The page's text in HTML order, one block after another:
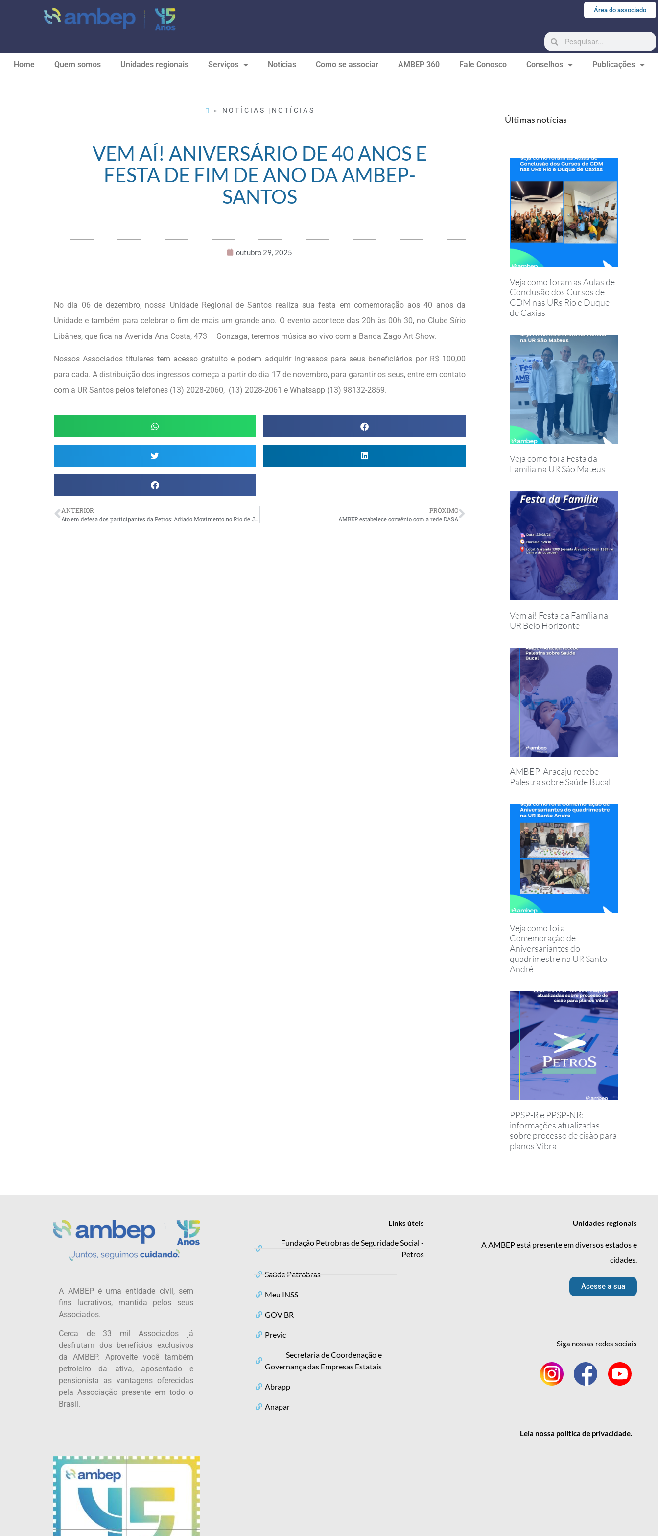
Área do associado
Home Quem somos Unidades regionais Serviços Notícias Como se associar AMBEP 360 Fale Conosco Conselhos Publicações
« NOTÍCIAS | NOTÍCIAS
VEM AÍ! ANIVERSÁRIO DE 40 ANOS E
FESTA DE FIM DE ANO DA AMBEP-
SANTOS
outubro 29, 2025
No dia 06 de dezembro, nossa Unidade Regional de Santos realiza sua festa em comemoração aos 40 anos da
Unidade e também para celebrar o fim de mais um grande ano. O evento acontece das 20h às 00h 30, no Clube Sírio
Libânes, que fica na Avenida Ana Costa, 473 – Gonzaga, teremos música ao vivo com a Banda Zago Art Show.
Nossos Associados titulares tem acesso gratuito e podem adquirir ingressos para seus beneficiários por R$ 100,00
para cada. A distribuição dos ingressos começa a partir do dia 17 de novembro, para garantir os seus, entre em contato
com a UR Santos pelos telefones (13) 2028-2060, (13) 2028-2061 e Whatsapp (13) 98132-2859.
ANTERIOR PRÓXIMO
AMBEP estabelece convênio com a rede DASA
Últimas notícias
Veja como foram as Aulas de
Conclusão dos Cursos de
CDM nas URs Rio e Duque
de Caxias
Veja como foi a Festa da
Família na UR São Mateus
Vem aí! Festa da Família na
UR Belo Horizonte
AMBEP-Aracaju recebe
Palestra sobre Saúde Bucal
Veja como foi a
Comemoração de
Aniversariantes do
quadrimestre na UR Santo
André
PPSP-R e PPSP-NR:
informações atualizadas
sobre processo de cisão para
planos Vibra
A AMBEP é uma entidade civil, sem
fins lucrativos, mantida pelos seus
Associados.
Cerca de 33 mil Associados já
desfrutam dos benefícios exclusivos
da AMBEP. Aproveite você também
petroleiro da ativa, aposentado e
pensionista as vantagens oferecidas
pela Associação presente em todo o
Brasil.
Links úteis
Fundação Petrobras de Seguridade Social -
Petros
Saúde Petrobras
Meu INSS
GOV BR
Previc
Secretaria de Coordenação e
Governança das Empresas Estatais
Abrapp
Anapar
Unidades regionais
A AMBEP está presente em diversos estados e
cidades.
Acesse a sua
Siga nossas redes sociais
Leia nossa política de privacidade.